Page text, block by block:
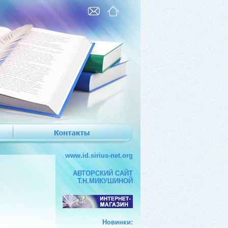
www.id.sirius-net.org
АВТОРСКИЙ САЙТ
Т.Н.МИКУШИНОЙ
Новинки: